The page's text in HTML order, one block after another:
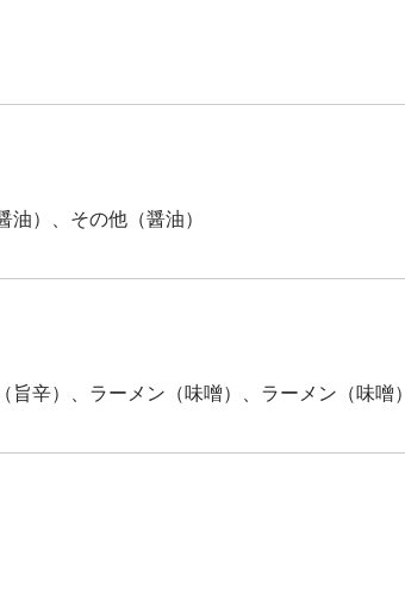
）、その他（醤油）
辛）、ラーメン（味噌）、ラーメン（味噌）